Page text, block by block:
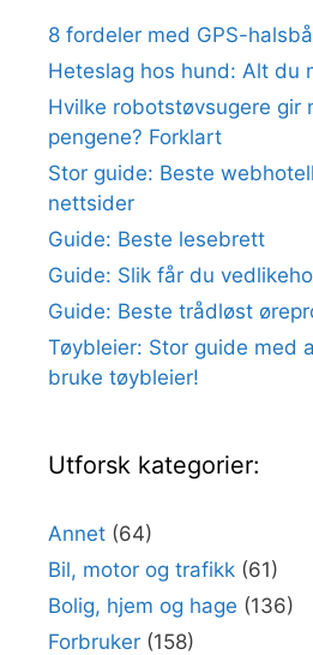
8 fordeler med GPS-
Heteslag hos hund: Alt du
Hvilke robotstøvsugere gir
pengene? Forklart
Stor guide: Beste
nettsider
Guide: Beste lesebrett
Guide: Slik får du
Guide: Beste trådløst
Tøybleier: Stor guide med
bruke tøybleier!
Utforsk kategorier:
Annet (64)
Bil, motor og trafikk (61)
Bolig, hjem og hage (136)
Forbruker (158)